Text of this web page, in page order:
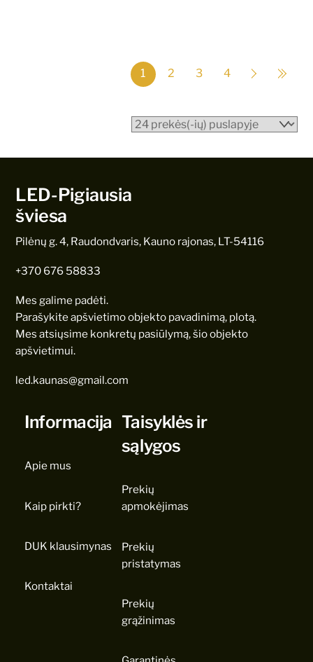
1 2 3 4
LED-Pigiausia
šviesa
Pilėnų g. 4, Raudondvaris, Kauno rajonas, LT-54116
+370 676 58833
Mes galime padėti.
Parašykite apšvietimo objekto pavadinimą, plotą.
Mes atsiųsime konkretų pasiūlymą, šio objekto
apšvietimui.
led.kaunas@gmail.com
Informacija
Apie mus
Kaip pirkti?
DUK klausimynas
Kontaktai
Taisyklės ir
sąlygos
Prekių
apmokėjimas
Prekių
pristatymas
Prekių
grąžinimas